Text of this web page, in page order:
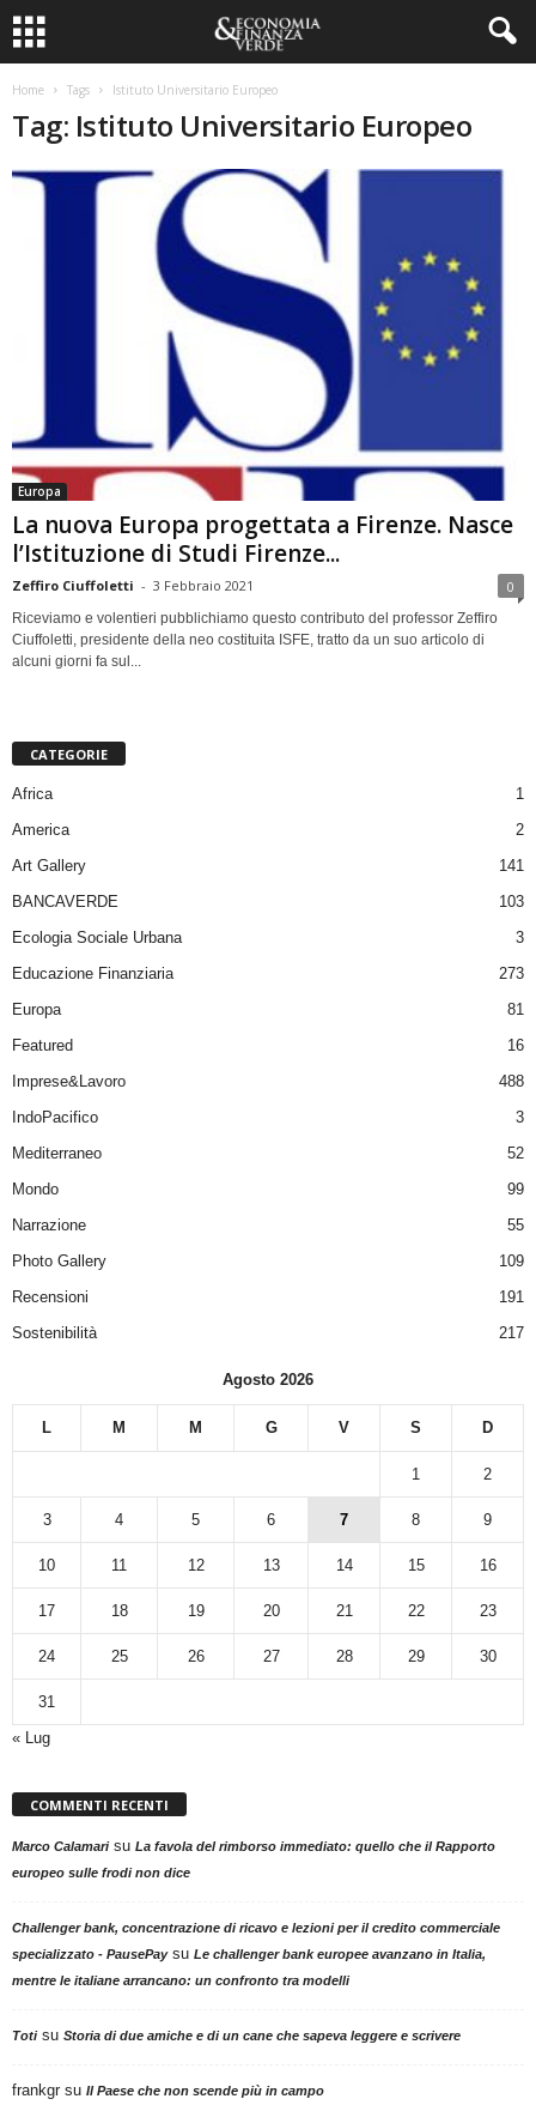
Home Tags Istituto Universitario Europeo
Tag: Istituto Universitario Europeo
Europa
La nuova Europa progettata a Firenze. Nasce
l’Istituzione di Studi Firenze...
Zeffiro Ciuffoletti - 3 Febbraio 2021 0
Riceviamo e volentieri pubblichiamo questo contributo del professor Zeffiro
Ciuffoletti, presidente della neo costituita ISFE, tratto da un suo articolo di
alcuni giorni fa sul...
CATEGORIE
Africa
1
America
2
Art Gallery
141
BANCAVERDE
103
Ecologia Sociale Urbana
3
Educazione Finanziaria
273
Europa
81
Featured
16
Imprese&Lavoro
488
IndoPacifico
3
Mediterraneo
52
Mondo
99
Narrazione
55
Photo Gallery
109
Recensioni
191
Sostenibilità
217
Agosto 2026
L M M G V S D
1 2
3 4 5 6 7 8 9
10 11 12 13 14 15 16
17 18 19 20 21 22 23
24 25 26 27 28 29 30
31
« Lug
COMMENTI RECENTI
Marco Calamarisu La favola del rimborso immediato: quello che il Rapporto
europeo sulle frodi non dice
Challenger bank, concentrazione di ricavo e lezioni per il credito commerciale
specializzato - PausePaysu Le challenger bank europee avanzano in Italia,
mentre le italiane arrancano: un confronto tra modelli
Totisu Storia di due amiche e di un cane che sapeva leggere e scrivere
frankgr su Il Paese che non scende più in campo